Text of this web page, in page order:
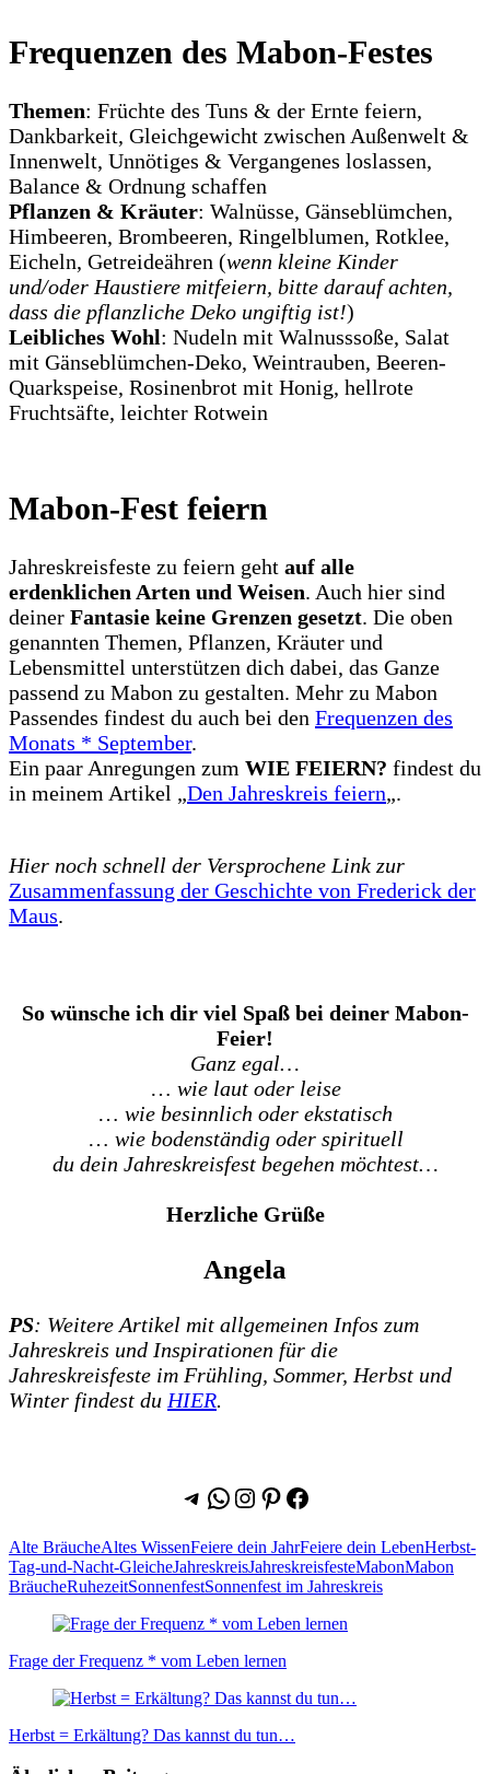
Frequenzen des Mabon-Festes
Themen: Früchte des Tuns & der Ernte feiern,
Dankbarkeit, Gleichgewicht zwischen Außenwelt &
Innenwelt, Unnötiges & Vergangenes loslassen,
Balance & Ordnung schaffen
Pflanzen & Kräuter: Walnüsse, Gänseblümchen,
Himbeeren, Brombeeren, Ringelblumen, Rotklee,
Eicheln, Getreideähren (wenn kleine Kinder
und/oder Haustiere mitfeiern, bitte darauf achten,
dass die pflanzliche Deko ungiftig ist!)
Leibliches Wohl: Nudeln mit Walnusssoße, Salat
mit Gänseblümchen-Deko, Weintrauben, Beeren-
Quarkspeise, Rosinenbrot mit Honig, hellrote
Fruchtsäfte, leichter Rotwein
Mabon-Fest feiern
Jahreskreisfeste zu feiern geht auf alle
erdenklichen Arten und Weisen. Auch hier sind
deiner Fantasie keine Grenzen gesetzt. Die oben
genannten Themen, Pflanzen, Kräuter und
Lebensmittel unterstützen dich dabei, das Ganze
passend zu Mabon zu gestalten. Mehr zu Mabon
Passendes findest du auch bei den Frequenzen des
Monats * September.
Ein paar Anregungen zum WIE FEIERN? findest du
in meinem Artikel „Den Jahreskreis feiern„.
Hier noch schnell der Versprochene Link zur
Zusammenfassung der Geschichte von Frederick der
Maus.
So wünsche ich dir viel Spaß bei deiner Mabon-
Feier!
Ganz egal…
… wie laut oder leise
… wie besinnlich oder ekstatisch
… wie bodenständig oder spirituell
du dein Jahreskreisfest begehen möchtest…
Herzliche Grüße
Angela
PS: Weitere Artikel mit allgemeinen Infos zum
Jahreskreis und Inspirationen für die
Jahreskreisfeste im Frühling, Sommer, Herbst und
Winter findest du HIER.
Telegram
WhatsApp
Instagram
Pinterest
Facebook
Alte BräucheAltes WissenFeiere dein JahrFeiere dein LebenHerbst-
Tag-und-Nacht-GleicheJahreskreisJahreskreisfesteMabonMabon
BräucheRuhezeitSonnenfestSonnenfest im Jahreskreis
Beitragsnavigation
Frage der Frequenz * vom Leben lernen
Herbst = Erkältung? Das kannst du tun…